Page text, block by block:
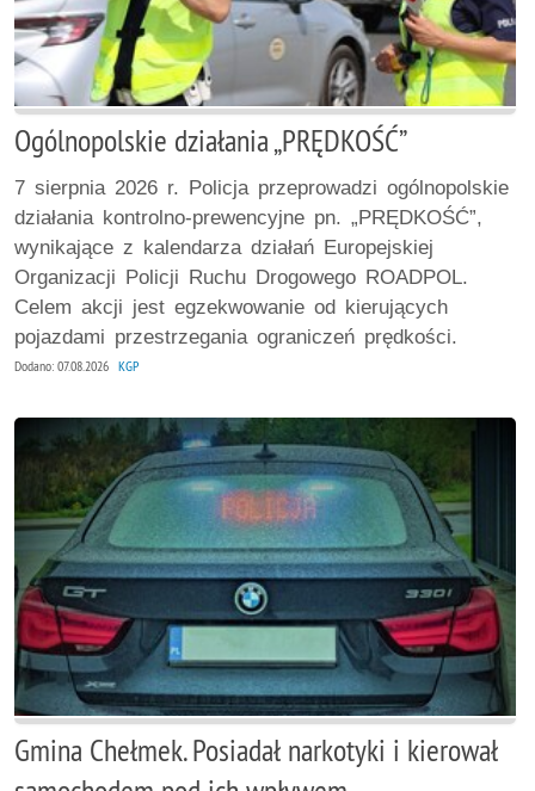
Ogólnopolskie działania „PRĘDKOŚĆ”
7 sierpnia 2026 r. Policja przeprowadzi ogólnopolskie
działania kontrolno-prewencyjne pn. „PRĘDKOŚĆ”,
wynikające z kalendarza działań Europejskiej
Organizacji Policji Ruchu Drogowego ROADPOL.
Celem akcji jest egzekwowanie od kierujących
pojazdami przestrzegania ograniczeń prędkości.
Dodano: 07.08.2026 KGP
Gmina Chełmek. Posiadał narkotyki i kierował